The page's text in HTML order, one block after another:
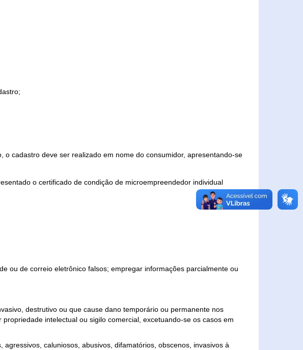
cadastro deve ser realizado em nome do consumidor, apresentando-se
o certificado de condição de microempreendedor individual
ou de correio eletrônico falsos; empregar informações parcialmente ou
destrutivo ou que cause dano temporário ou permanente nos
intelectual ou sigilo comercial, excetuando-se os casos em
caluniosos, abusivos, difamatórios, obscenos, invasivos à